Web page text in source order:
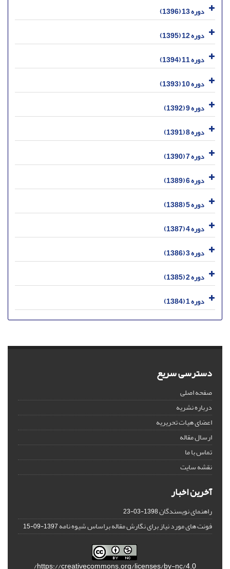
دوره 13 (1396)
دوره 12 (1395)
دوره 11 (1394)
دوره 10 (1393)
دوره 9 (1392)
دوره 8 (1391)
دوره 7 (1390)
دوره 6 (1389)
دوره 5 (1388)
دوره 4 (1387)
دوره 3 (1386)
دوره 2 (1385)
دوره 1 (1384)
دسترسی سریع
صفحه اصلی
درباره نشریه
اعضای هیات تحریریه
ارسال مقاله
تماس با ما
نقشه سایت
آخرین اخبار
راهنمای نویسندگان1398-03-23
فونت های مورد نیاز برای نگارش مقاله براساس شیوه نامه1397-09-15
https://creativecommons.org/licenses/by-nc/4.0/